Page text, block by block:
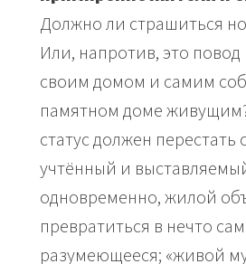
Должно ли страшиться
Или, напротив, это повод
своим домом и самим
памятном доме
статус должен перестать
учтённый и
одновременно, жилой
превратиться в нечто
разумеющееся; «живой